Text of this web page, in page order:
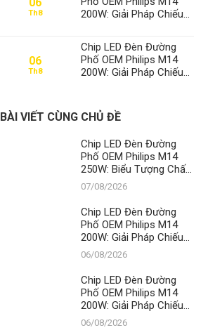
Th8
200W: Giải Pháp Chiếu
Định Vị Thế Số 1 Của
Thành Đạt LED
06
Th8
Chip LED Đèn Đường
Phố OEM Philips M14
200W: Giải Pháp Chiếu
Thành Đạt LED
BÀI VIẾT CÙNG CHỦ ĐỀ
Chip LED Đèn Đường
Phố OEM Philips M14
250W: Biểu Tượng Chất
Lượng, Khẳng Định Vị
Thế Số 1 Của Thành Đạt
LED
07/08/2026
Chip LED Đèn Đường
Phố OEM Philips M14
200W: Giải Pháp Chiếu
Sáng Đỉnh Cao, Khẳng
Định Vị Thế Số 1 Của
Thành Đạt LED
06/08/2026
Chip LED Đèn Đường
Phố OEM Philips M14
200W: Giải Pháp Chiếu
Sáng Đỉnh Cao, Khẳng
06/08/2026